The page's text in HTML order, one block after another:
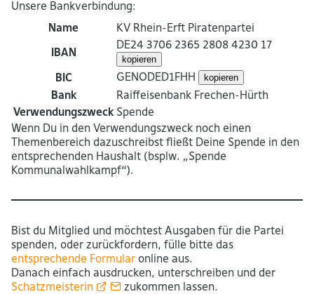
Unsere Bankverbindung:
Name
KV Rhein-Erft Piratenpartei
IBAN
DE24 3706 2365 2808 4230 17
kopieren
BIC GENODED1FHH kopieren
Bank
Raiffeisenbank Frechen-Hürth
Verwendungszweck Spende
Wenn Du in den Verwendungszweck noch einen
Themenbereich dazuschreibst fließt Deine Spende in den
entsprechenden Haushalt (bsplw. „Spende
Kommunalwahlkampf“).
Bist du Mitglied und möchtest Ausgaben für die Partei
spenden, oder zurückfordern, fülle bitte das
entsprechende Formular online aus.
Danach einfach ausdrucken, unterschreiben und der
Schatzmeisterin
zukommen lassen.